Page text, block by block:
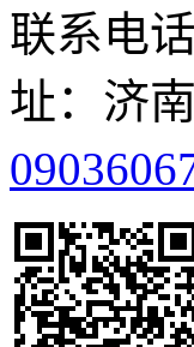
联系电
址：济